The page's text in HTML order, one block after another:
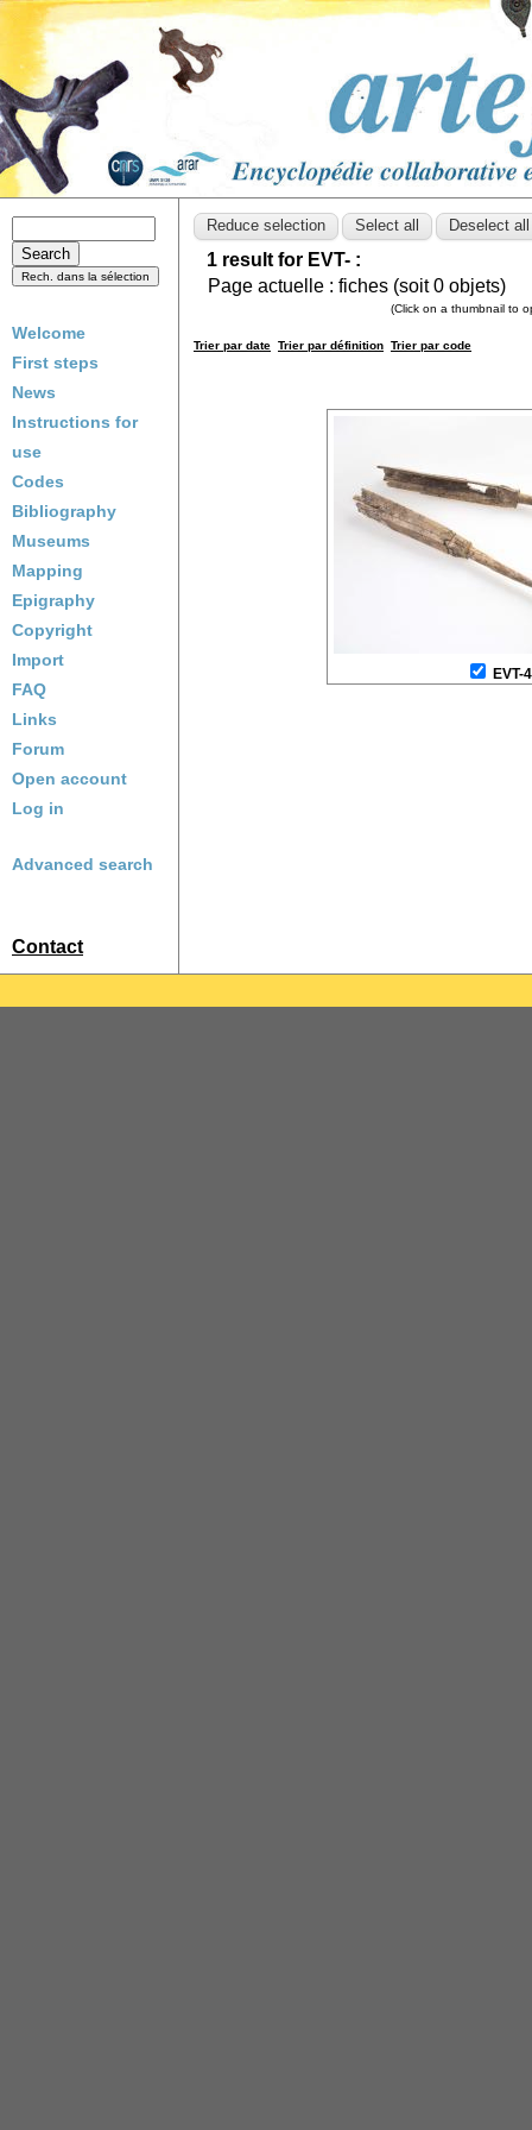
Welcome
First steps
News
Instructions for
use
Codes
Bibliography
Museums
Mapping
Epigraphy
Copyright
Import
FAQ
Links
Forum
Open account
Log in
Advanced search
Contact
1 result for EVT- :
Page actuelle : fiches (soit0 objets)
(Click on a thumbnail to
Trier par date Trier par définition Trier par code
EVT-